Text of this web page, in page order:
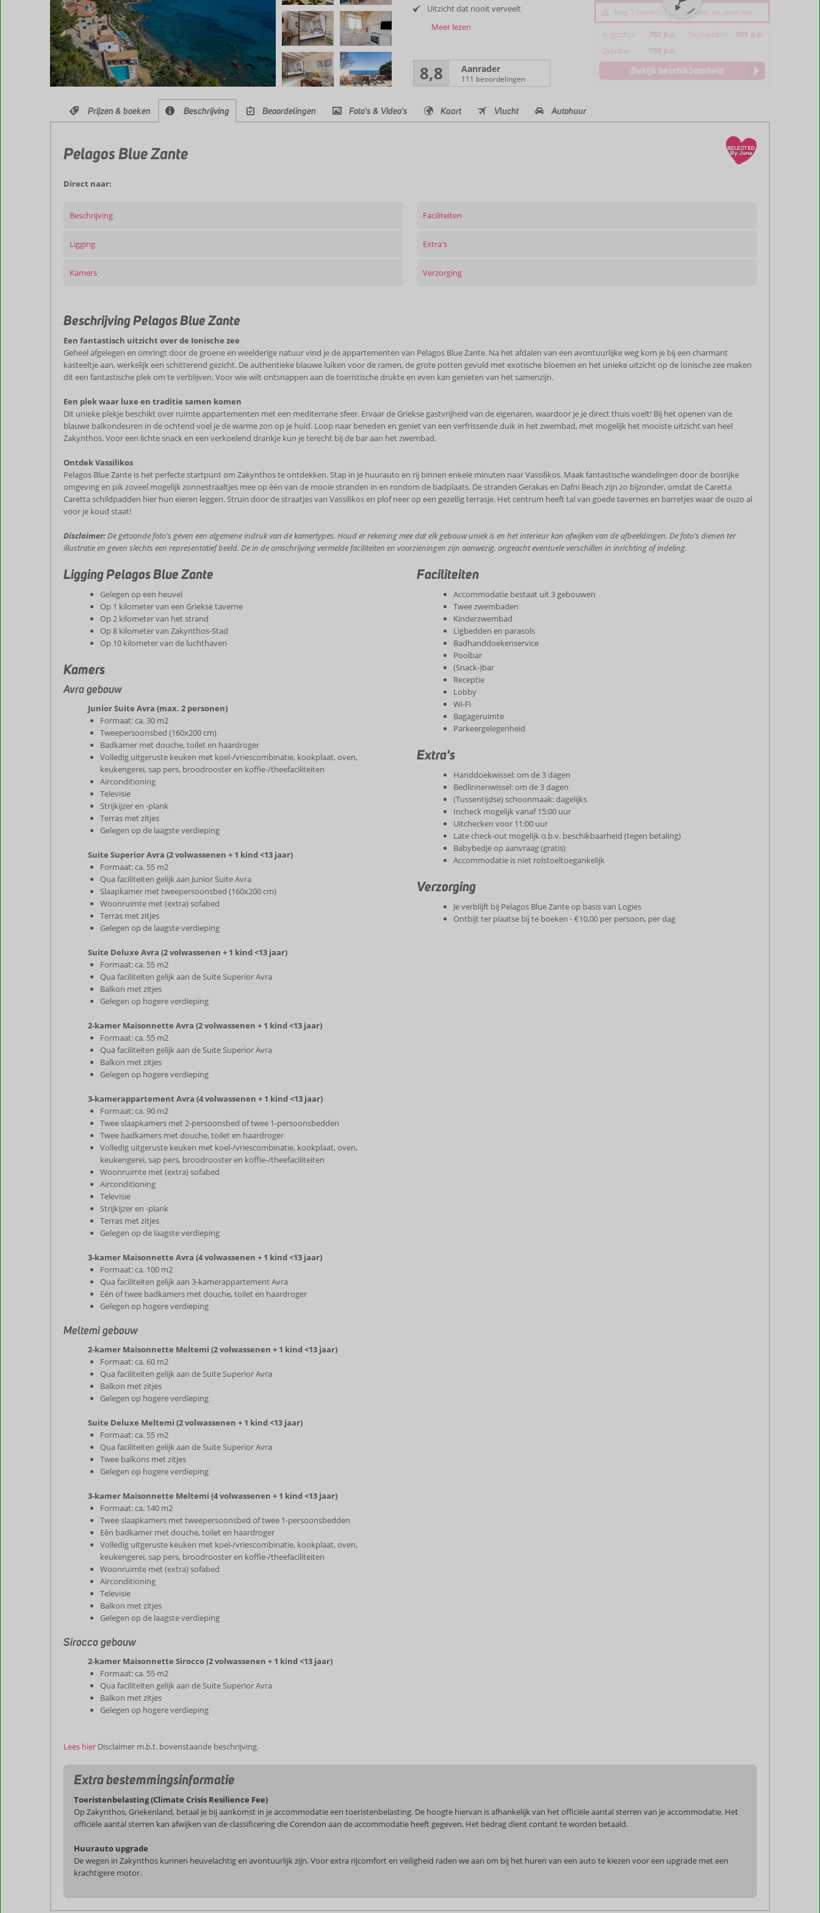
Uitzicht dat nooit verveelt
Meer lezen
8,8 Aanrader
111 beoordelingen
Nog 2 kamer(s) beschikbaar op deze site
Augustus 782 p.p. September 801 p.p.
Oktober 739 p.p.
Bekijk beschikbaarheid
Prijzen & boeken Beschrijving Beoordelingen Foto's & Video's Kaart Vlucht Autohuur
Pelagos Blue Zante
Direct naar:
Beschrijving
Ligging
Kamers
Faciliteiten
Extra's
Verzorging
Beschrijving Pelagos Blue Zante
Een fantastisch uitzicht over de Ionische zee
Geheel afgelegen en omringt door de groene en weelderige natuur vind je de appartementen van Pelagos Blue Zante. Na het afdalen van een avontuurlijke weg kom je bij een charmant
kasteeltje aan, werkelijk een schitterend gezicht. De authentieke blauwe luiken voor de ramen, de grote potten gevuld met exotische bloemen en het unieke uitzicht op de Ionische zee maken
dit een fantastische plek om te verblijven. Voor wie wilt ontsnappen aan de toeristische drukte en even kan genieten van het samenzijn.
Een plek waar luxe en traditie samen komen
Dit unieke plekje beschikt over ruimte appartementen met een mediterrane sfeer. Ervaar de Griekse gastvrijheid van de eigenaren, waardoor je je direct thuis voelt! Bij het openen van de
blauwe balkondeuren in de ochtend voel je de warme zon op je huid. Loop naar beneden en geniet van een verfrissende duik in het zwembad, met mogelijk het mooiste uitzicht van heel
Zakynthos. Voor een lichte snack en een verkoelend drankje kun je terecht bij de bar aan het zwembad.
Ontdek Vassilikos
Pelagos Blue Zante is het perfecte startpunt om Zakynthos te ontdekken. Stap in je huurauto en rij binnen enkele minuten naar Vassilikos. Maak fantastische wandelingen door de bosrijke
omgeving en pik zoveel mogelijk zonnestraaltjes mee op één van de mooie stranden in en rondom de badplaats. De stranden Gerakas en Dafni Beach zijn zo bijzonder, omdat de Caretta
Caretta schildpadden hier hun eieren leggen. Struin door de straatjes van Vassilikos en plof neer op een gezellig terrasje. Het centrum heeft tal van goede tavernes en barretjes waar de ouzo al
voor je koud staat!
Disclaimer:De getoonde foto's geven een algemene indruk van de kamertypes. Houd er rekening mee dat elk gebouw uniek is en het interieur kan afwijken van de afbeeldingen. De foto's dienen ter
illustratie en geven slechts een representatief beeld. De in de omschrijving vermelde faciliteiten en voorzieningen zijn aanwezig, ongeacht eventuele verschillen in inrichting of indeling.
Ligging Pelagos Blue Zante
Gelegen op een heuvel
Op 1 kilometer van een Griekse taverne
Op 2 kilometer van het strand
Op 8 kilometer van Zakynthos-Stad
Op 10 kilometer van de luchthaven
Kamers
Avra gebouw
Junior Suite Avra (max. 2 personen)
Formaat: ca. 30 m2
Tweepersoonsbed (160x200 cm)
Badkamer met douche, toilet en haardroger
Volledig uitgeruste keuken met koel-/vriescombinatie, kookplaat, oven,
keukengerei, sap pers, broodrooster en koffie-/theefaciliteiten
Airconditioning
Televisie
Strijkijzer en -plank
Terras met zitjes
Gelegen op de laagste verdieping
Suite Superior Avra (2 volwassenen + 1 kind <13 jaar)
Formaat: ca. 55 m2
Qua faciliteiten gelijk aan Junior Suite Avra
Slaapkamer met tweepersoonsbed (160x200 cm)
Woonruimte met (extra) sofabed
Terras met zitjes
Gelegen op de laagste verdieping
Suite Deluxe Avra (2 volwassenen + 1 kind <13 jaar)
Formaat: ca. 55 m2
Qua faciliteiten gelijk aan de Suite Superior Avra
Balkon met zitjes
Gelegen op hogere verdieping
2-kamer Maisonnette Avra (2 volwassenen + 1 kind <13 jaar)
Formaat: ca. 55 m2
Qua faciliteiten gelijk aan de Suite Superior Avra
Balkon met zitjes
Gelegen op hogere verdieping
3-kamerappartement Avra (4 volwassenen + 1 kind <13 jaar)
Formaat: ca. 90 m2
Twee slaapkamers met 2-persoonsbed of twee 1-persoonsbedden
Twee badkamers met douche, toilet en haardroger
Volledig uitgeruste keuken met koel-/vriescombinatie, kookplaat, oven,
keukengerei, sap pers, broodrooster en koffie-/theefaciliteiten
Woonruimte met (extra) sofabed
Airconditioning
Televisie
Strijkijzer en -plank
Terras met zitjes
Gelegen op de laagste verdieping
3-kamer Maisonnette Avra (4 volwassenen + 1 kind <13 jaar)
Formaat: ca. 100 m2
Qua faciliteiten gelijk aan 3-kamerappartement Avra
Eén of twee badkamers met douche, toilet en haardroger
Gelegen op hogere verdieping
Meltemi gebouw
2-kamer Maisonnette Meltemi (2 volwassenen + 1 kind <13 jaar)
Formaat: ca. 60 m2
Qua faciliteiten gelijk aan de Suite Superior Avra
Balkon met zitjes
Gelegen op hogere verdieping
Suite Deluxe Meltemi (2 volwassenen + 1 kind <13 jaar)
Formaat: ca. 55 m2
Qua faciliteiten gelijk aan de Suite Superior Avra
Twee balkons met zitjes
Gelegen op hogere verdieping
3-kamer Maisonnette Meltemi (4 volwassenen + 1 kind <13 jaar)
Formaat: ca. 140 m2
Twee slaapkamers met tweepersoonsbed of twee 1-persoonsbedden
Eén badkamer met douche, toilet en haardroger
Volledig uitgeruste keuken met koel-/vriescombinatie, kookplaat, oven,
keukengerei, sap pers, broodrooster en koffie-/theefaciliteiten
Woonruimte met (extra) sofabed
Airconditioning
Televisie
Balkon met zitjes
Gelegen op de laagste verdieping
Sirocco gebouw
2-kamer Maisonnette Sirocco (2 volwassenen + 1 kind <13 jaar)
Formaat: ca. 55 m2
Qua faciliteiten gelijk aan de Suite Superior Avra
Balkon met zitjes
Gelegen op hogere verdieping
Faciliteiten
Accommodatie bestaat uit 3 gebouwen
Twee zwembaden
Kinderzwembad
Ligbedden en parasols
Badhanddoekenservice
Poolbar
(Snack-)bar
Receptie
Lobby
Wi-Fi
Bagageruimte
Parkeergelegenheid
Extra's
Handdoekwissel: om de 3 dagen
Bedlinnenwissel: om de 3 dagen
(Tussentijdse) schoonmaak: dagelijks
Incheck mogelijk vanaf 15:00 uur
Uitchecken voor 11:00 uur
Late check-out mogelijk o.b.v. beschikbaarheid (tegen betaling)
Babybedje op aanvraag (gratis)
Accommodatie is niet rolstoeltoegankelijk
Verzorging
Je verblijft bij Pelagos Blue Zante op basis van Logies
Ontbijt ter plaatse bij te boeken - €10,00 per persoon, per dag
Lees hier Disclaimer m.b.t. bovenstaande beschrijving.
Extra bestemmingsinformatie
Toeristenbelasting (Climate Crisis Resilience Fee)
Op Zakynthos, Griekenland, betaal je bij aankomst in je accommodatie een toeristenbelasting. De hoogte hiervan is afhankelijk van het officiële aantal sterren van je accommodatie. Het
officiële aantal sterren kan afwijken van de classificering die Corendon aan de accommodatie heeft gegeven. Het bedrag dient contant te worden betaald.
Huurauto upgrade
De wegen in Zakynthos kunnen heuvelachtig en avontuurlijk zijn. Voor extra rijcomfort en veiligheid raden we aan om bij het huren van een auto te kiezen voor een upgrade met een
krachtigere motor.